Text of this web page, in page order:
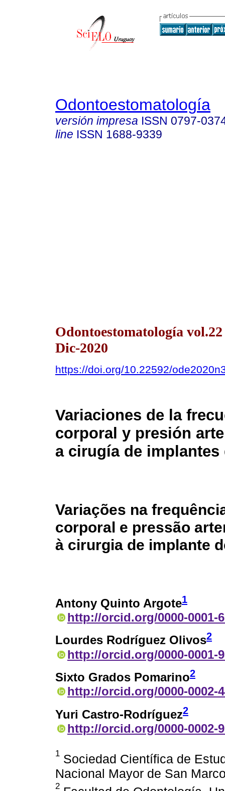
Odontoestomatología
versión impresa ISSN 0797-
line ISSN 1688-9339
Odontoestomatología
Dic-2020
https://doi.org/10.22592/
Variaciones de la
corporal y presión
a cirugía de implantes
Variações na
corporal e pressão
à cirurgia de implante
Antony Quinto Argote1
http://orcid.org/0000-0001-
Lourdes Rodríguez Olivos2
http://orcid.org/0000-0001-
Sixto Grados Pomarino2
http://orcid.org/0000-0002-
Yuri Castro-Rodríguez2
http://orcid.org/0000-0002-
1 Sociedad Científica de
Nacional Mayor de San
2